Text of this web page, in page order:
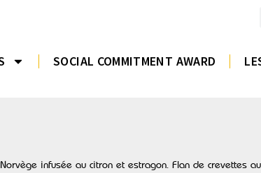
SOCIAL COMMITMENT AWARD
infusée au citron et estragon. Flan de crevettes